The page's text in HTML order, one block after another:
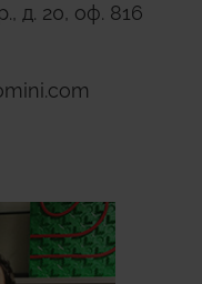
д. 20, оф. 816